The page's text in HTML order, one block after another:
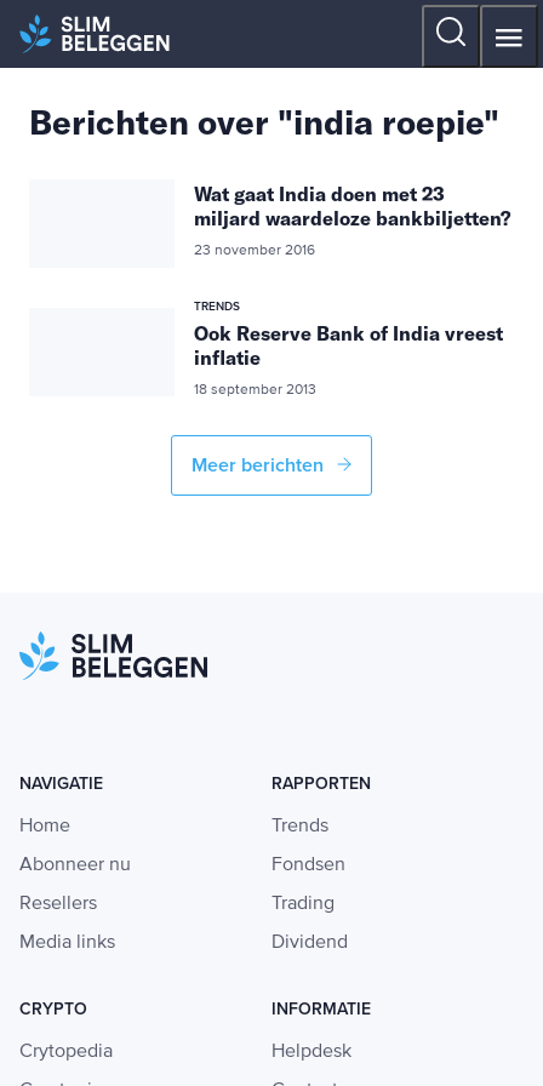
Berichten over "india roepie"
Wat gaat India doen met 23
miljard waardeloze bankbiljetten?
23 november 2016
TRENDS
Ook Reserve Bank of India vreest
inflatie
18 september 2013
Meer berichten
NAVIGATIE
Home
Abonneer nu
Resellers
Media links
RAPPORTEN
Trends
Fondsen
Trading
Dividend
CRYPTO
Crytopedia
INFORMATIE
Helpdesk